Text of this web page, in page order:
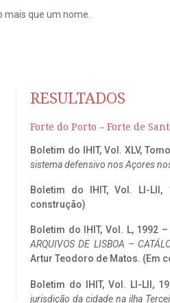
que um nome.
RESULTADOS
Forte do Porto – Forte de
Boletim do IHIT, Vol. XLV,
sistema defensivo nos Açores
Boletim do IHIT, Vol. LI-LII,
construção)
Boletim do IHIT, Vol. L, 1992 –
ARQUIVOS DE LISBOA –
Artur Teodoro de Matos. (Em
Boletim do IHIT, Vol. LI-LII,
jurisdição da cidade na ilha